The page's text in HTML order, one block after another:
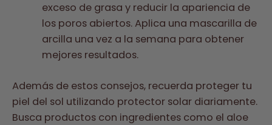
exceso de grasa y reducir la apariencia de
los poros abiertos. Aplica una mascarilla de
arcilla una vez a la semana para obtener
mejores resultados.
Además de estos consejos, recuerda proteger tu
piel del sol utilizando protector solar diariamente.
Busca productos con ingredientes como el aloe